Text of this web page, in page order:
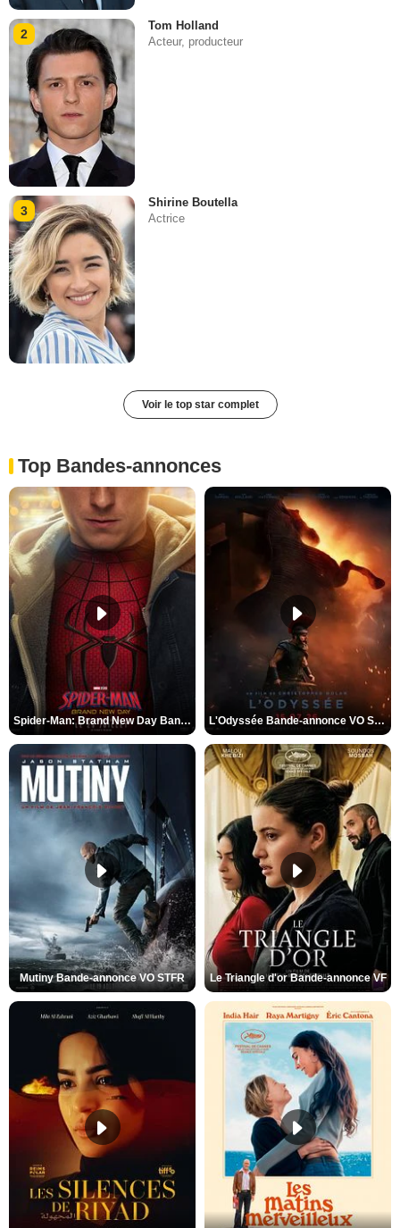
2
Tom Holland
Acteur, producteur
3
Shirine Boutella
Actrice
Voir le top star complet
Top Bandes-annonces
Spider-Man: Brand New Day Bande-annonce VO STFR L'Odyssée Bande-annonce VO STFR
Mutiny Bande-annonce VO STFR Le Triangle d'or Bande-annonce VF